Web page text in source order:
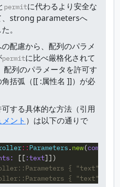
permitに代わるより安全な
、strong parametersへ
。
配慮から、配列のパラメ
permitに比べ厳格化されて
配列のパラメータを許可す
括弧（[[ :属性名 ]]）が必
する具体的な方法（引用
ント ）は以下の通りで
:: Parameters. new(
[[ :text]])
{ "text"
{ "text" =>